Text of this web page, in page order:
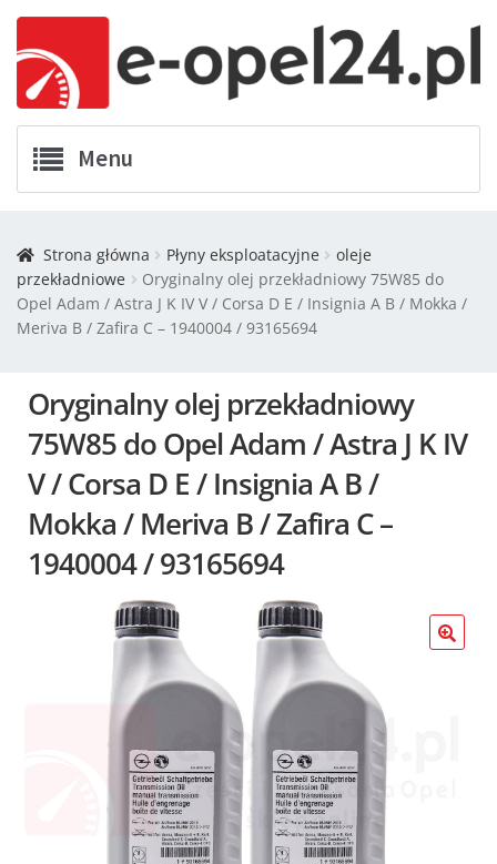
Menu
Zamówienia
Koszyk
Promocje
Strona główna Płyny eksploatacyjne
oleje
przekładniowe
Oryginalny olej przekładniowy 75W85 do
Opel Adam / Astra J K IV V / Corsa D E / Insignia A B / Mokka /
Meriva B / Zafira C – 1940004 / 93165694
Oryginalny olej przekładniowy
75W85 do Opel Adam / Astra J K IV
V / Corsa D E / Insignia A B /
Mokka / Meriva B / Zafira C –
1940004 / 93165694